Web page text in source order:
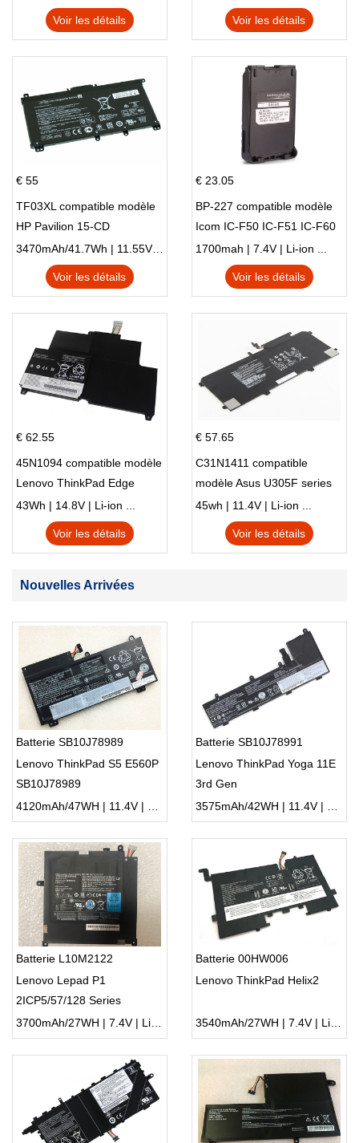
Voir les détails
HSTNN-LB8S M01118-421
M01144-005 13-BB 14-DV
Voir les détails
€ 55
TF03XL compatible modèle
HP Pavilion 15-CD
3470mAh/41.7Wh | 11.55V | Li-ion ...
Voir les détails
€ 23.05
BP-227 compatible modèle
Icom IC-F50 IC-F51 IC-F60
IC-F61 IC-M87
1700mah | 7.4V | Li-ion ...
Voir les détails
€ 62.55
45N1094 compatible modèle
Lenovo ThinkPad Edge
S230u Twist
43Wh | 14.8V | Li-ion ...
Voir les détails
€ 57.65
C31N1411 compatible
modèle Asus U305F series
45wh | 11.4V | Li-ion ...
Voir les détails
Nouvelles Arrivées
Batterie SB10J78989
Lenovo ThinkPad S5 E560P
SB10J78989
4120mAh/47WH | 11.4V | Li-ion ...
Batterie SB10J78991
Lenovo ThinkPad Yoga 11E
3rd Gen
3575mAh/42WH | 11.4V | Li-ion ...
Batterie L10M2122
Lenovo Lepad P1
2ICP5/57/128 Series
3700mAh/27WH | 7.4V | Li-ion ...
Batterie 00HW006
Lenovo ThinkPad Helix2
3540mAh/27WH | 7.4V | Li-ion ...